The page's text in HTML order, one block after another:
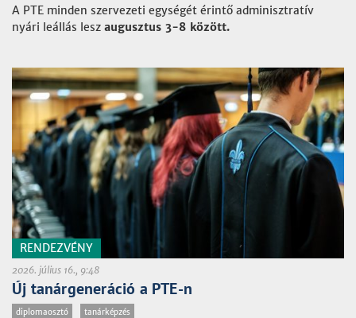
A PTE minden szervezeti egységét érintő adminisztratív
nyári leállás lesz augusztus 3-8 között.
RENDEZVÉNY
2026. július 16., 9:48
Új tanárgeneráció a PTE-n
diplomaosztó tanárképzés